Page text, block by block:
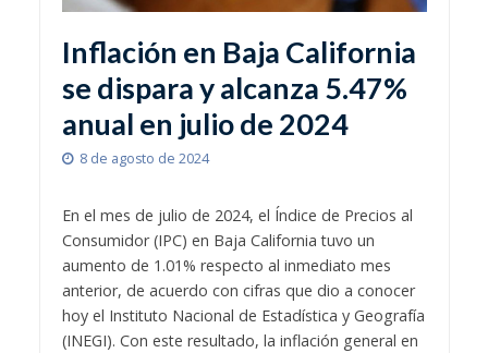
Inflación en Baja California
se dispara y alcanza 5.47%
anual en julio de 2024
8 de agosto de 2024
En el mes de julio de 2024, el Índice de Precios al
Consumidor (IPC) en Baja California tuvo un
aumento de 1.01% respecto al inmediato mes
anterior, de acuerdo con cifras que dio a conocer
hoy el Instituto Nacional de Estadística y Geografía
(INEGI). Con este resultado, la inflación general en